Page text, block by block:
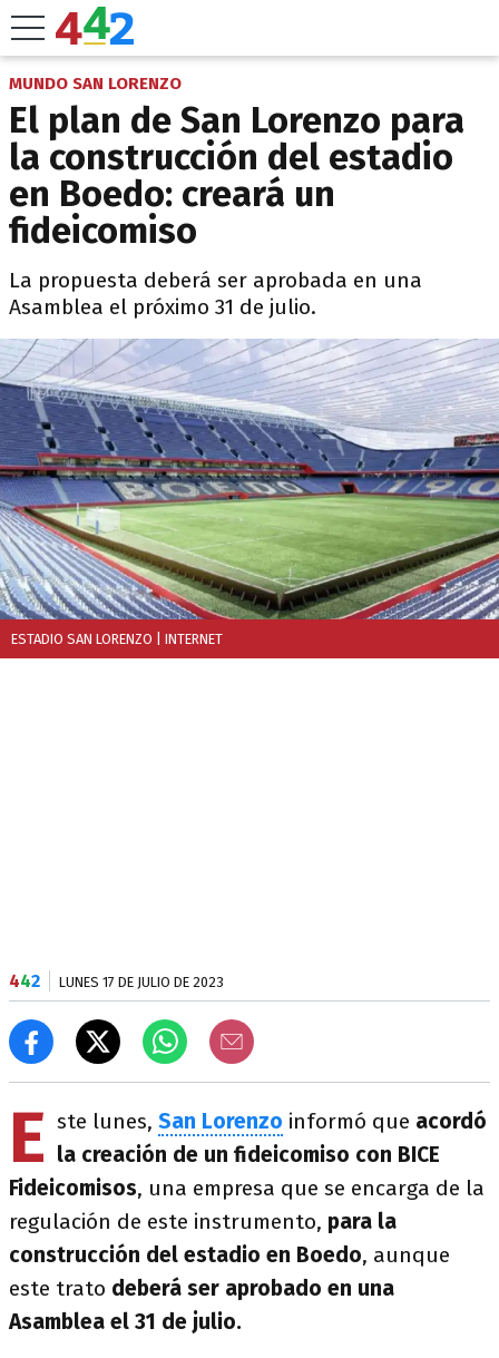
MUNDO SAN LORENZO
El plan de San Lorenzo para
la construcción del estadio
en Boedo: creará un
fideicomiso
La propuesta deberá ser aprobada en una
Asamblea el próximo 31 de julio.
ESTADIO SAN LORENZO | INTERNET
442 LUNES 17 DE JULIO DE 2023
E ste lunes, San Lorenzo informó que acordó
la creación de un fideicomiso con BICE
Fideicomisos, una empresa que se encarga de la
regulación de este instrumento, para la
construcción del estadio en Boedo, aunque
este trato deberá ser aprobado en una
Asamblea el 31 de julio.